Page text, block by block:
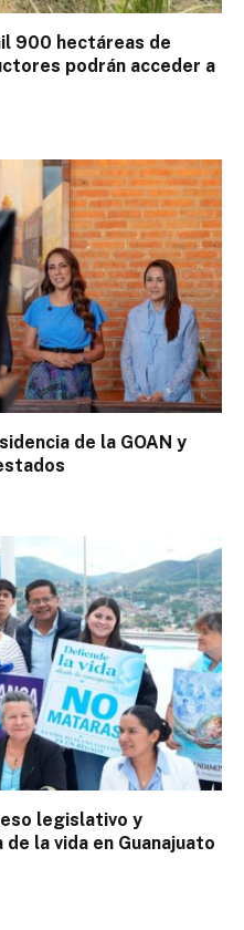
900 hectáreas de
podrán acceder a
de la GOAN y
legislativo y
la vida en Guanajuato